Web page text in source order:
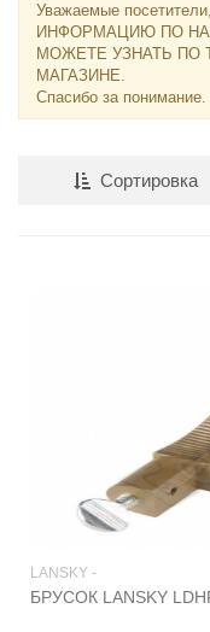
Уважаемые
ИНФОРМАЦИЮ ПО
МОЖЕТЕ УЗНАТЬ ПО
МАГАЗИНЕ.
Спасибо за понимание.
Сортировка
LANSKY -
БРУСОК LANSKY